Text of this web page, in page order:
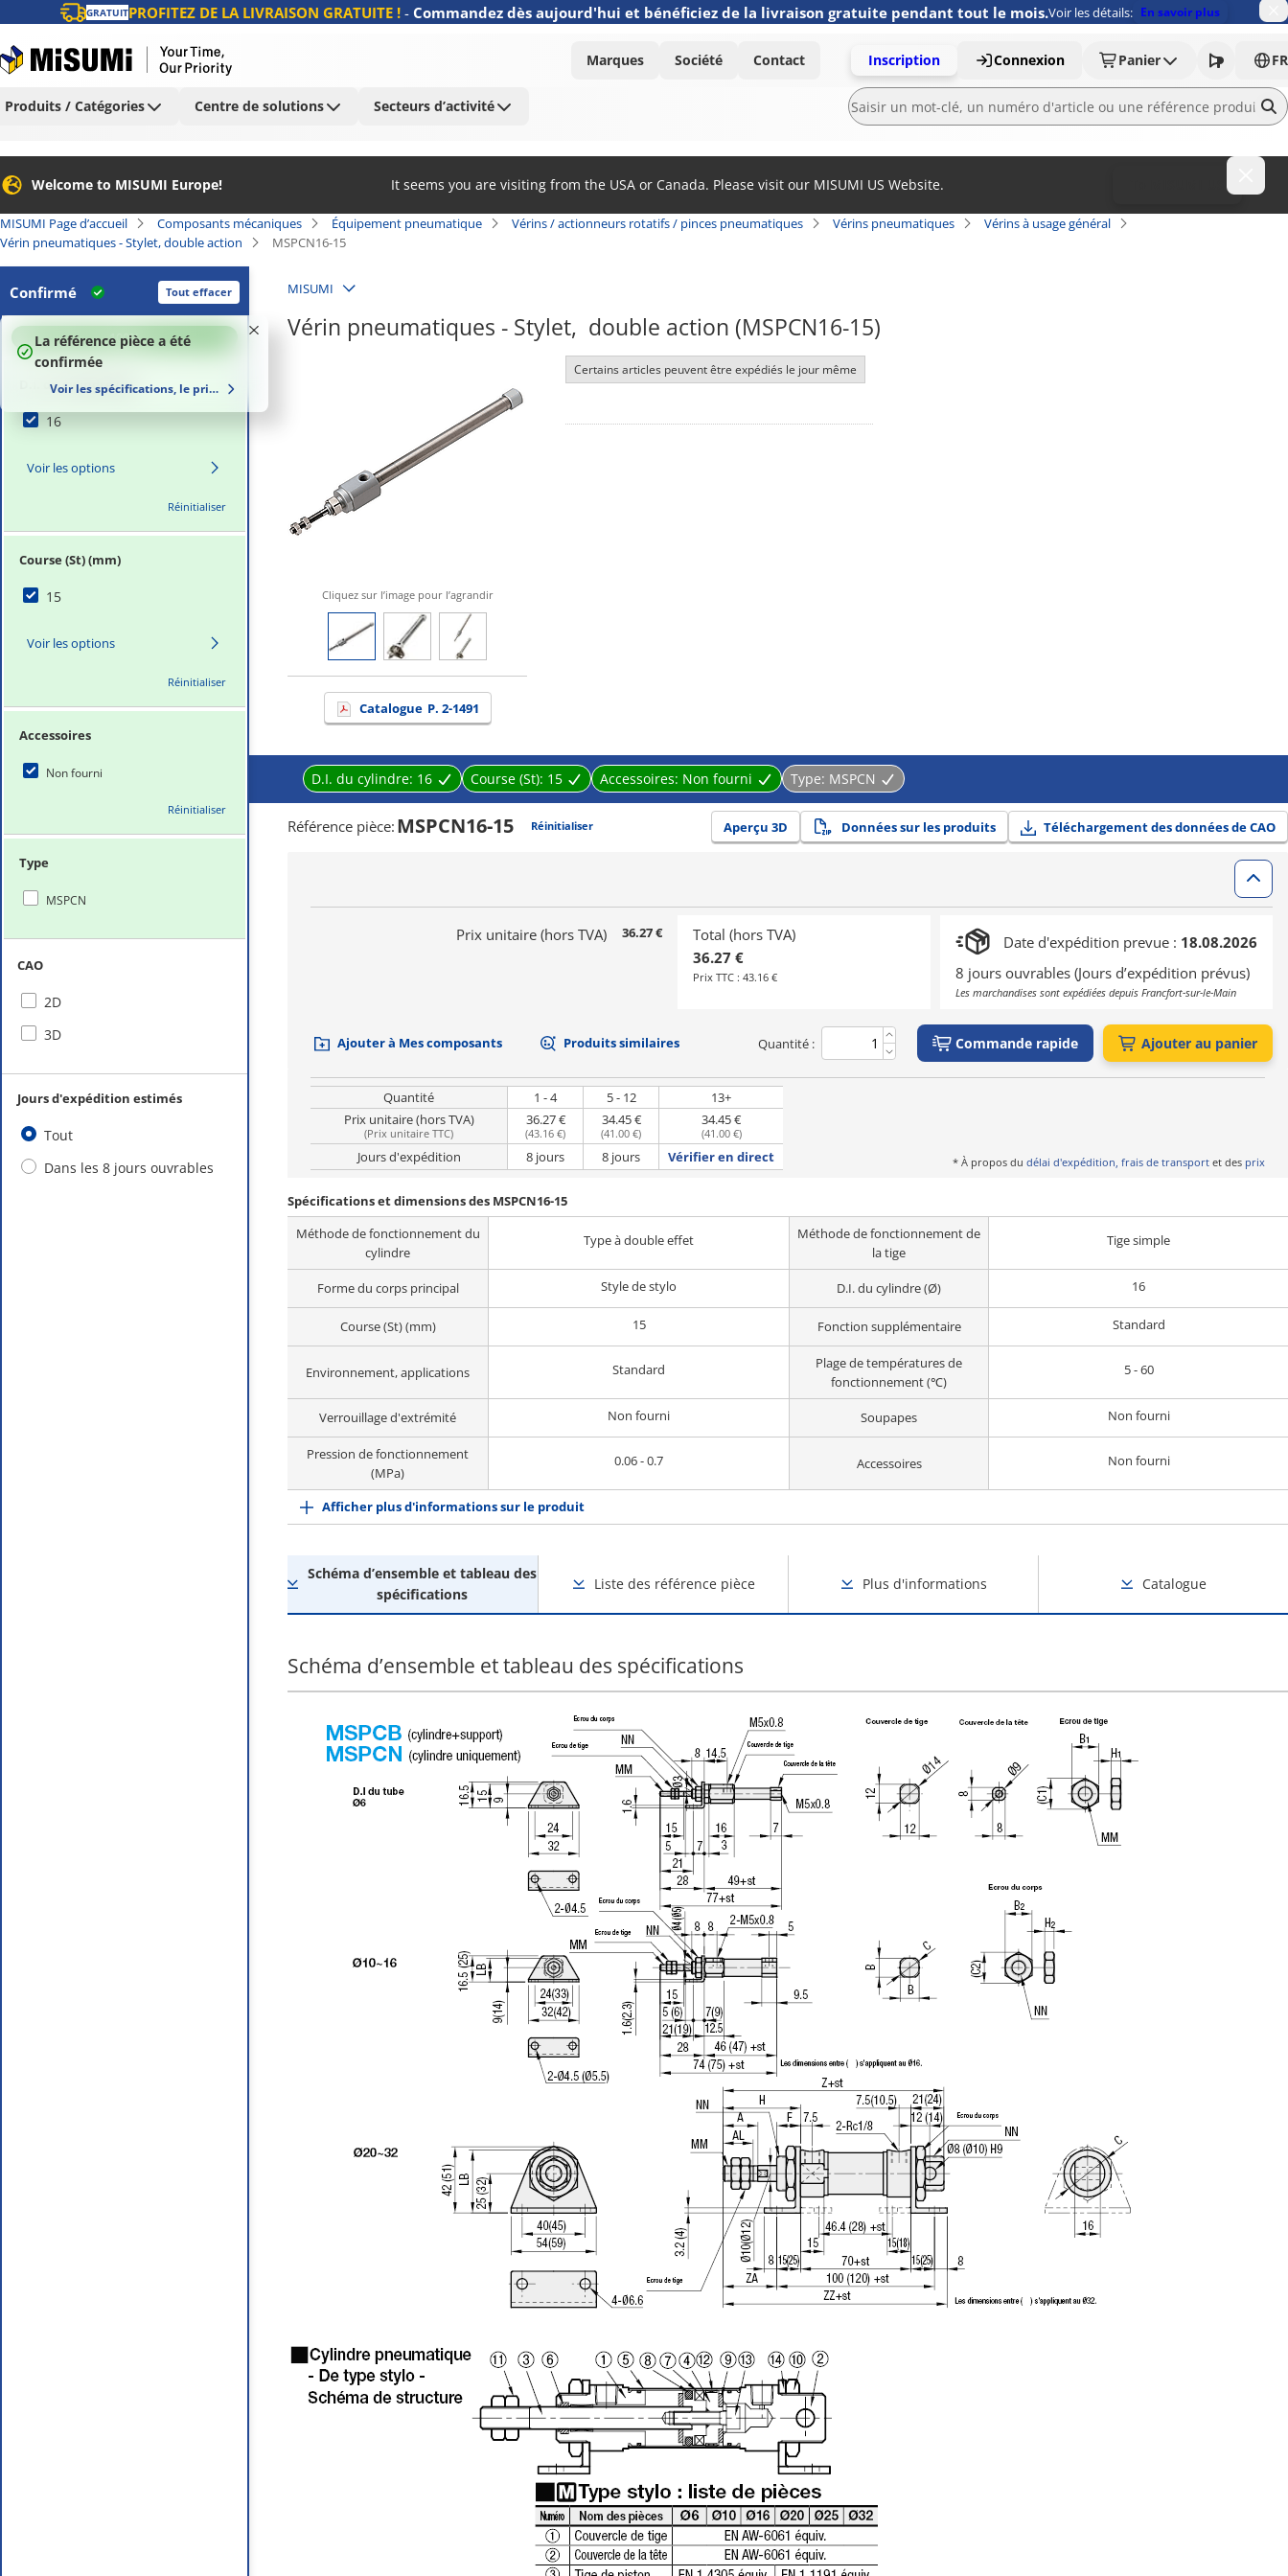
GRATUITPROFITEZ DE LA LIVRAISON GRATUITE !- Commandez dès aujourd'hui et bénéficiez de la livraison gratuite pendant tout le mois.Voir les détails: En savoir plus
Marques Société Contact Inscription Connexion Panier FR
Produits / Catégories Centre de solutions Secteurs d’activité
Welcome to MISUMI Europe! It seems you are visiting from the USA or Canada. Please visit our MISUMI US Website.
MISUMI Page d’accueil Composants mécaniques Équipement pneumatique Vérins / actionneurs rotatifs / pinces pneumatiques Vérins pneumatiques
Vérins à usage général
Vérin pneumatiques - Stylet, double action
MSPCN16-15
Confirmé Tout effacer
100%
La référence pièce a été
confirmée
Voir les spécifications, le prix et le délai de livraison
D.I. du cylindre (Ø)
16
Voir les options
Réinitialiser
Course (St) (mm)
15
Voir les options
Réinitialiser
Accessoires
Non fourni
Réinitialiser
Type
MSPCN
CAO
2D
3D
Jours d'expédition estimés
Tout
Dans les 8 jours ouvrables
MISUMI
Vérin pneumatiques - Stylet,  double action (MSPCN16-15)
Cliquez sur l’image pour l’agrandir
Catalogue P. 2-1491
Certains articles peuvent être expédiés le jour même
D.I. du cylindre: 16 Course (St): 15 Accessoires: Non fourni Type: MSPCN
Référence pièce: MSPCN16-15 Réinitialiser Aperçu 3D Données sur les produits Téléchargement des données de CAO
Prix unitaire (hors TVA) 36.27 €
Total (hors TVA)
36.27 €
Prix TTC : 43.16 €
Date d'expédition prevue : 18.08.2026
8 jours ouvrables (Jours d’expédition prévus)
Les marchandises sont expédiées depuis Francfort-sur-le-Main
Ajouter à Mes composants Produits similaires Quantité : Commande rapide Ajouter au panier
Quantité 1 - 4 5 - 12
13+
Prix unitaire (hors TVA)
(Prix unitaire TTC)
36.27 €
(43.16 €)
34.45 €
(41.00 €)
34.45 €
(41.00 €)
Jours d'expédition 8 jours 8 jours Vérifier en direct * À propos du délai d'expédition, frais de transport et des prix
Spécifications et dimensions des MSPCN16-15
Méthode de fonctionnement du
cylindre
Type à double effet
Méthode de fonctionnement de
la tige
Tige simple
Forme du corps principal Style de stylo D.I. du cylindre (Ø) 16
Course (St) (mm) 15 Fonction supplémentaire Standard
Environnement, applications Standard
Plage de températures de
fonctionnement (℃)
5 - 60
Verrouillage d'extrémité Non fourni Soupapes Non fourni
Pression de fonctionnement
(MPa)
0.06 - 0.7 Accessoires Non fourni
Afficher plus d'informations sur le produit
Schéma d’ensemble et tableau des
spécifications
Liste des référence pièce Plus d'informations Catalogue
Schéma d’ensemble et tableau des spécifications